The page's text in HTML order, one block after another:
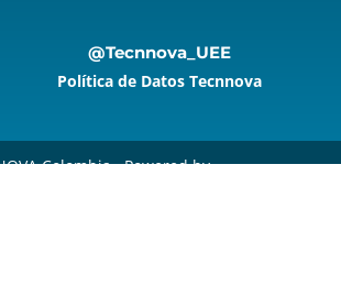
@Tecnnova_UEE
Política de Datos Tecnnova
Colombia. Powered by